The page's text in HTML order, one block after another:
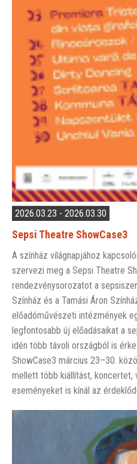
2026.03.23 - 2026.03.30
Sepsi Theatre ShowCase3
A színház világnapjához
szervezi meg a Sepsi Theatre
rendezvénysorozatot a
Színház és a Tamási Áron
előadóművészeti intézmények
legfontosabb új előadásaikat a
idén több távoli országból is
ShowCase3 március 23–30.
mellett több kiállítást, koncertet,
eseményeket is kínál az